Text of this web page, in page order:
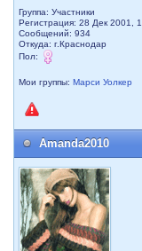
Группа: Участники
Регистрация: 28 Дек 2001,
Сообщений: 934
Откуда: г.Краснодар
Пол:
Мои группы:Марси Уолкер
Amanda2010